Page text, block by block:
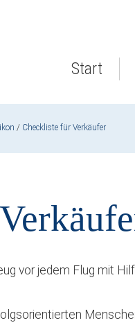
Navigation
überspringen
Start
/ Checkliste für Verkäufer
vor jedem Flug mit